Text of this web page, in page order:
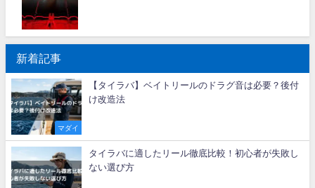
新着記事
マダイ
【タイラバ】ベイトリールのドラグ音は必要？後付
け改造法
タイラバに適したリール徹底比較！初心者が失敗し
ない選び方